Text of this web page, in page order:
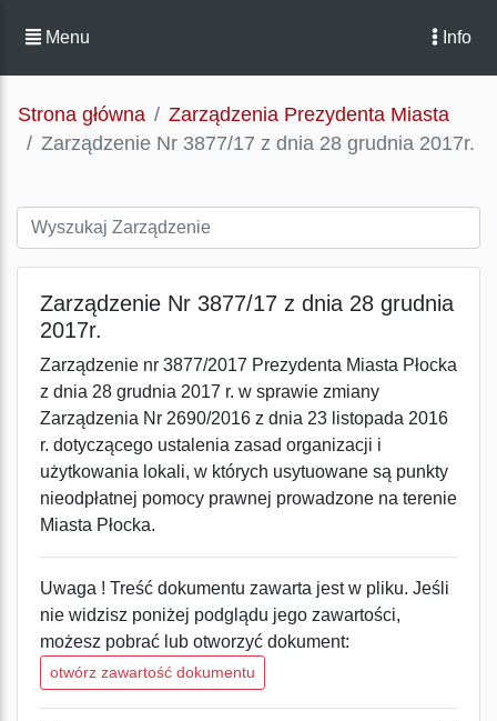
Menu Info
Strona główna
Zarządzenia Prezydenta Miasta
Zarządzenie Nr 3877/17 z dnia 28 grudnia 2017r.
Zarządzenie Nr 3877/17 z dnia 28 grudnia
2017r.
Zarządzenie nr 3877/2017 Prezydenta Miasta Płocka
z dnia 28 grudnia 2017 r. w sprawie zmiany
Zarządzenia Nr 2690/2016 z dnia 23 listopada 2016
r. dotyczącego ustalenia zasad organizacji i
użytkowania lokali, w których usytuowane są punkty
nieodpłatnej pomocy prawnej prowadzone na terenie
Miasta Płocka.
Uwaga ! Treść dokumentu zawarta jest w pliku. Jeśli
nie widzisz poniżej podglądu jego zawartości,
możesz pobrać lub otworzyć dokument:
otwórz zawartość dokumentu